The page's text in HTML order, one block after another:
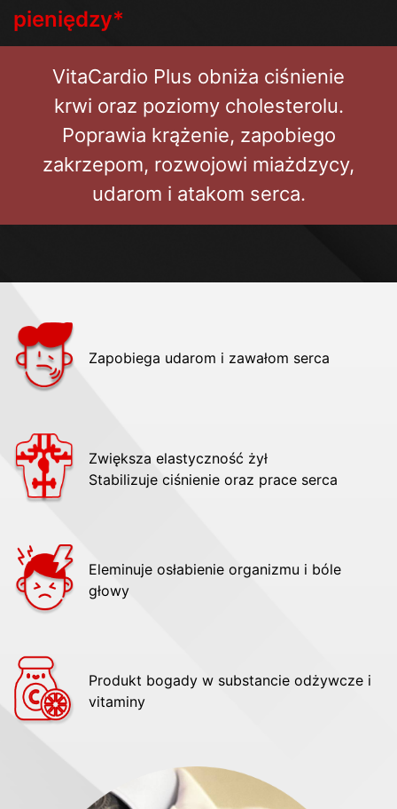
pieniędzy*
VitaCardio Plus obniża ciśnienie
krwi oraz poziomy cholesterolu.
Poprawia krążenie, zapobiego
zakrzepom, rozwojowi miażdzycy,
udarom i atakom serca.
Zapobiega udarom i zawałom serca
Zwiększa elastyczność żył
Stabilizuje ciśnienie oraz prace serca
Eleminuje osłabienie organizmu i bóle
głowy
Produkt bogady w substancie odżywcze i
vitaminy